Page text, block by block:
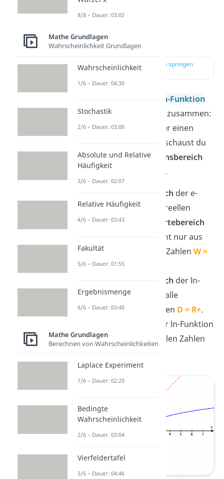
Wertebereich e-
Funktion und ln-
Funktion
zur Stelle im Video springen
(03:11)
ln-Funktion
hängen eng miteinander zusammen:
Um denWertebereich
der einen
Funktion zu bestimmen, schaust du
dir einfach denDefinitionsbereich
der anderen Funktion an.
Definitionsbereich der e-
Funktion enthält alle reellen
ZahlenD = R
Wertebereich
der e-Funktion besteht nur aus
den positiven reellen Zahlen W =
R+.
Definitionsbereich der ln-
Funktion enthält nur alle
positiven reellen Zahlen D = R+.
der ln-Funktion
besteht aus allen reellen Zahlen
8/8 – Dauer: 03:02
Mathe Grundlagen
Wahrscheinlichkeit Grundlagen
Wahrscheinlichkeit
1/6 – Dauer: 04:30
Stochastik
2/6 – Dauer: 03:00
Absolute und Relative
Häufigkeit
3/6 – Dauer: 02:07
Relative Häufigkeit
4/6 – Dauer: 03:43
Fakultät
5/6 – Dauer: 01:55
Ergebnismenge
6/6 – Dauer: 03:40
Mathe Grundlagen
Berechnen von Wahrscheinlichkeiten
Laplace Experiment
1/6 – Dauer: 02:20
Bedingte
Wahrscheinlichkeit
2/6 – Dauer: 03:04
Vierfeldertafel
3/6 – Dauer: 04:46